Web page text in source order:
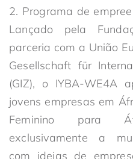
2. Programa de
Lançado pela
parceria com a União
Gesellschaft für
(GIZ), o IYBA-WE4A
jovens empresas em
Feminino para
exclusivamente a
com ideias de